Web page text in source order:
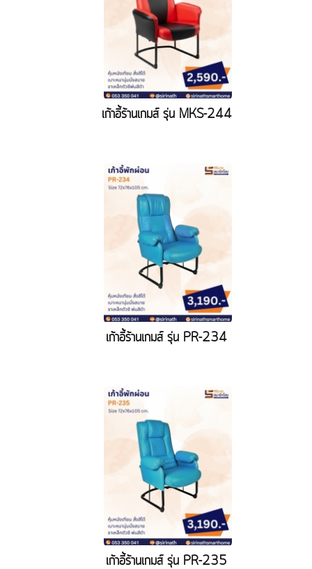
เก้าอี้ร้านเกมส์ รุ่น MKS-244
เก้าอี้ร้านเกมส์ รุ่น PR-234
เก้าอี้ร้านเกมส์ รุ่น PR-235